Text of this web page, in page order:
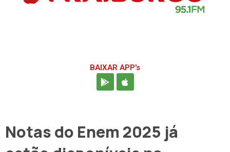
BAIXAR APP's
Notas do Enem 2025 já